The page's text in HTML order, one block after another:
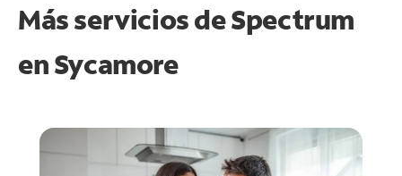
Más servicios de Spectrum
enSycamore